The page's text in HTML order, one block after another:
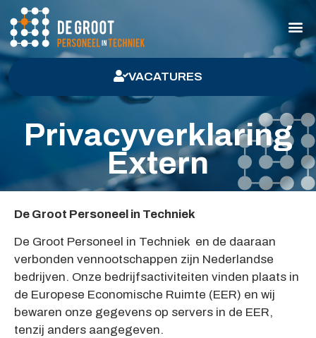
VACATURES
Privacyverklaring
Extern
De Groot Personeel in Techniek
De Groot Personeel in Techniek en de daaraan
verbonden vennootschappen zijn Nederlandse
bedrijven. Onze bedrijfsactiviteiten vinden plaats in
de Europese Economische Ruimte (EER) en wij
bewaren onze gegevens op servers in de EER,
tenzij anders aangegeven.